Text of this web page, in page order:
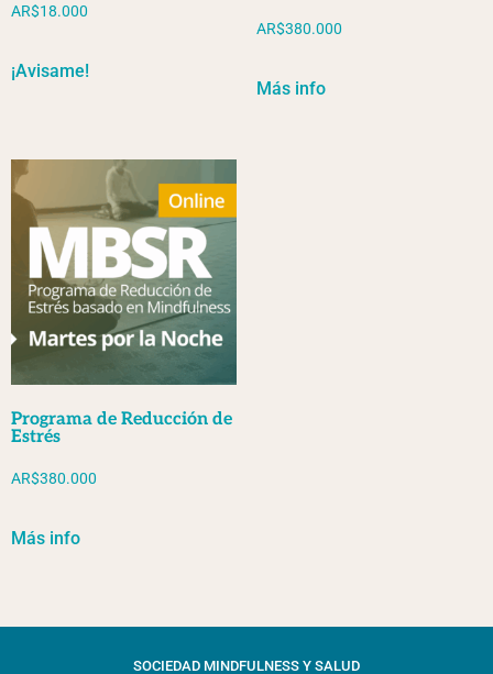
AR$18.000
¡Avisame!
AR$380.000
Más info
Programa de Reducción de
Estrés
AR$380.000
Más info
SOCIEDAD MINDFULNESS Y SALUD